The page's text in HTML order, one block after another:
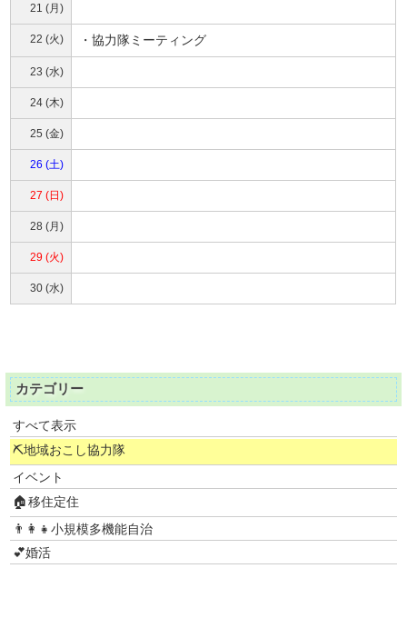
21 (月)
22 (火) ・協力隊ミーティング
23 (水)
24 (木)
25 (金)
26 (土)
27 (日)
28 (月)
29 (火)
30 (水)
カテゴリー
すべて表示
⛏地域おこし協力隊
イベント
🏠移住定住
👨‍👩‍👧小規模多機能自治
💕婚活